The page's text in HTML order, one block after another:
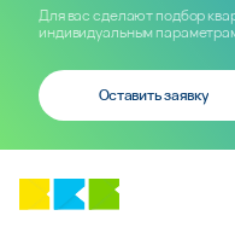
Для вас сделают подбор
индивидуальным
Оставить заявку